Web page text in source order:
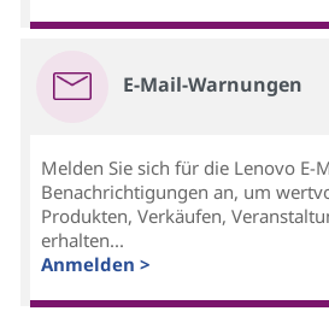
E-Mail-Warnungen
Melden Sie sich für die Lenovo E-
Benachrichtigungen an, um
Produkten, Verkäufen,
erhalten...
Anmelden >